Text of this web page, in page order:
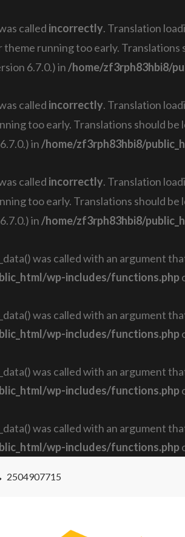
called incorrectly. Translation
running too early. Translations
6.7.0.) in /home/zf3rph83hbi8/
called incorrectly. Translation
too early. Translations should be
in /home/zf3rph83hbi8/
called incorrectly. Translation
too early. Translations should be
in /home/zf3rph83hbi8/
was called with an argument
wp-includes/functions.php
was called with an argument
wp-includes/functions.php
was called with an argument
wp-includes/functions.php
was called with an argument
wp-includes/functions.php
2504907715